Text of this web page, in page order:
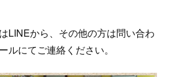
LINEから、その他の方は問い合わ
ルにてご連絡ください。